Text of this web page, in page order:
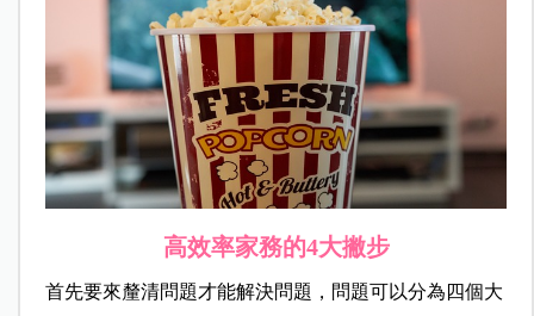
高效率家務的4大撇步
首先要來釐清問題才能解決問題，問題可以分為四個大